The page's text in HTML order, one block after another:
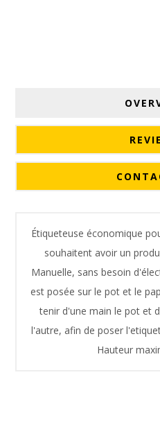
Étiqueteuse économique
souhaitent avoir un
Manuelle, sans besoin
est posée sur le pot et le
tenir d'une main le pot et
l'autre, afin de poser
Hauteur